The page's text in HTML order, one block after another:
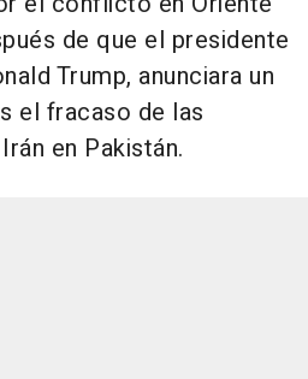
de que el presidente
Trump, anunciara un
el fracaso de las
en Pakistán.